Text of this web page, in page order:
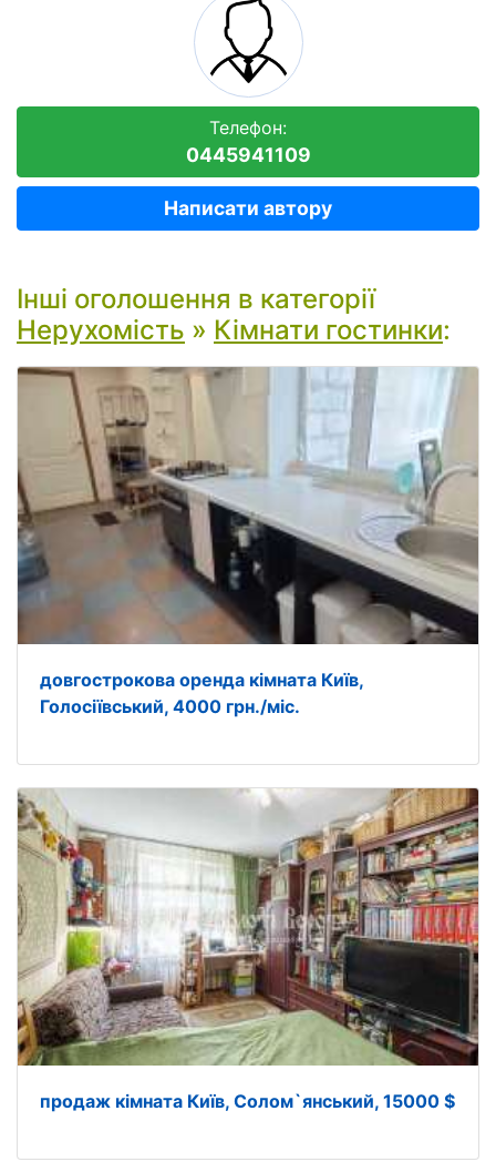
Телефон:
0445941109
Написати автору
Інші оголошення в категорії
Нерухомість » Кімнати гостинки:
довгострокова оренда кімната Київ,
Голосіївський, 4000 грн./міс.
продаж кімната Київ, Солом`янський, 15000 $